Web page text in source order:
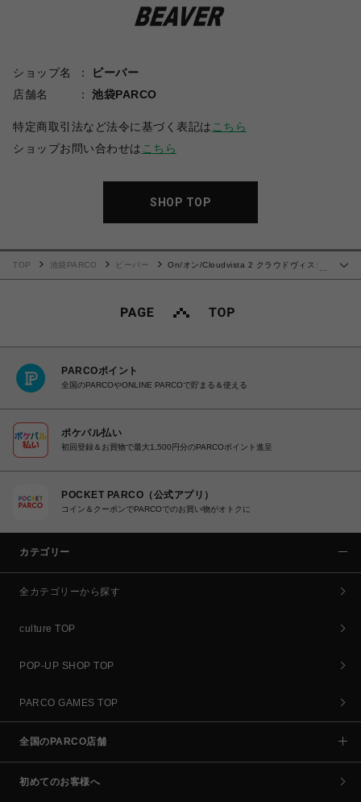
ショップ名
ビーバー
店舗名
池袋PARCO
特定商取引法など法令に基づく表記は こちら
ショップお問い合わせは こちら
SHOP TOP
TOP 池袋PARCO ビーバー
On/オン/Cloudvista 2 クラウドヴィスタ
PARCOポイント
全国のPARCOやONLINE PARCOで貯まる＆使える
ポケパル払い
初回登録＆お買物で最大1,500円分のPARCOポイント進呈
POCKET PARCO（公式アプリ）
コイン＆クーポンでPARCOでのお買い物がオトクに
カテゴリー
全カテゴリーから探す
culture TOP
POP-UP SHOP TOP
PARCO GAMES TOP
全国のPARCO店舗
初めてのお客様へ